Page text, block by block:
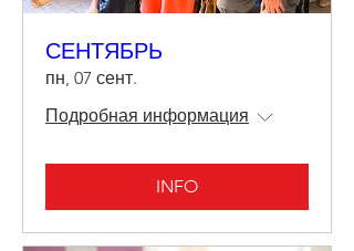
СЕНТЯБРЬ
пн, 07 сент.
Подробная информация
INFO